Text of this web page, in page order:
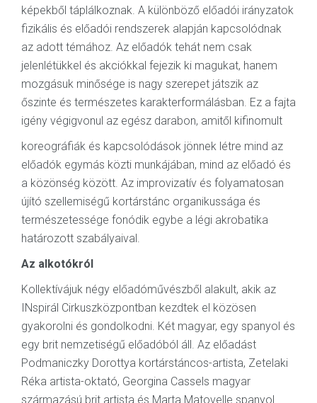
képekből táplálkoznak. A különböző előadói irányzatok
fizikális és előadói rendszerek alapján kapcsolódnak
az adott témához. Az előadók tehát nem csak
jelenlétükkel és akciókkal fejezik ki magukat, hanem
mozgásuk minősége is nagy szerepet játszik az
őszinte és természetes karakterformálásban. Ez a fajta
igény végigvonul az egész darabon, amitől kifinomult
koreográfiák és kapcsolódások jönnek létre mind az
előadók egymás közti munkájában, mind az előadó és
a közönség között. Az improvizatív és folyamatosan
újító szellemiségű kortárstánc organikussága és
természetessége fonódik egybe a légi akrobatika
határozott szabályaival.
Az alkotókról
Kollektívájuk négy előadóművészből alakult, akik az
INspirál Cirkuszközpontban kezdtek el közösen
gyakorolni és gondolkodni. Két magyar, egy spanyol és
egy brit nemzetiségű előadóból áll. Az előadást
Podmaniczky Dorottya kortárstáncos-artista, Zetelaki
Réka artista-oktató, Georgina Cassels magyar
származású brit artista és Marta Matovelle spanyol